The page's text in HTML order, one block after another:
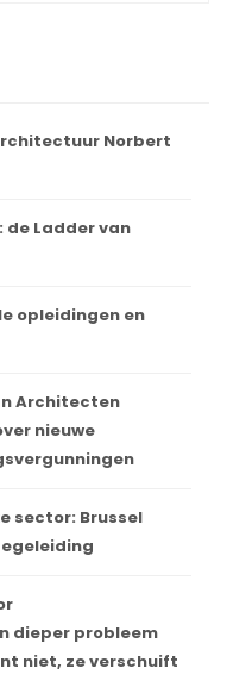
Norbert
Ladder van
opleidingen en
Architecten
nieuwe
sector: Brussel
dieper probleem
niet, ze verschuift